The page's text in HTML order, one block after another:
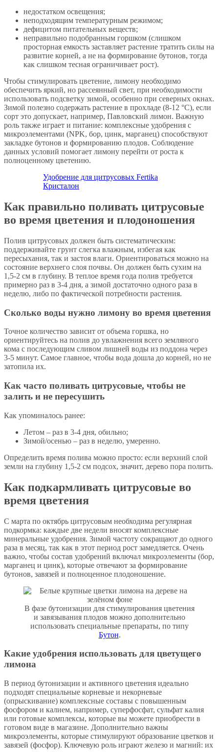
недостатком освещения;
неподходящим температурным режимом;
дефицитом питательных веществ;
неправильно подобранным горшком (слишком
просторная емкость заставляет растение тратить силы на
развитие корней, а не на формирование бутонов, тогда
как слишком тесная ограничивает рост).
Чтобы стимулировать цветение, лимону необходимо
обеспечить яркий, но рассеянный свет, при необходимости
использовать подсветку зимой, особенно при северных окнах.
Зимой полезно содержать растение в прохладе (8-12 °C), если
сорт это допускает, например, Павловский лимон. Важную
роль также играет и питание: комплексные удобрения с
микроэлементами (NPK, бор, цинк, марганец) способствуют
закладке бутонов и формированию плодов. Соблюдение
данных условий помогает лимону перейти от роста к
полноценному цветению.
Удобрение для цитрусовых Fertika
Кристалон
Как правильно поливать цитрусовые
во время цветения и плодоношения
Полив цитрусовых должен быть систематическим:
поддерживайте грунт слегка влажным, избегая как
пересыхания, так и застоя влаги. Ориентироваться можно на
состояние верхнего слоя почвы. Он должен быть сухим на
1,5-2 см в глубину. В теплое время года полив требуется
примерно раз в 3-4 дня, а зимой достаточно одного раза в
неделю, либо по фактической потребности растения.
Сколько воды нужно лимону во время цветения
Точное количество зависит от объема горшка, но
ориентируйтесь на полив до увлажнения всего земляного
кома с последующим сливом лишней воды из поддона через
3-5 минут. Самое главное, чтобы вода дошла до корней, но не
затопила их.
Как часто поливать цитрусовые, чтобы не
залить и не пересушить
Как упоминалось ранее:
Летом – раз в 3-4 дня, обильно;
Зимой/осенью – раз в неделю, умеренно.
Определить время полива можно просто: если верхний слой
земли на глубину 1,5-2 см подсох, значит, дерево пора полить.
Как подкармливать цитрусовые во
время цветения
С марта по октябрь цитрусовым необходима регулярная
подкормка: каждые две недели вносят комплексные
минеральные удобрения. Зимой частоту сокращают до одного
раза в месяц, так как в этот период рост замедляется. Очень
важно, чтобы состав удобрений включал микроэлементы (бор,
марганец и цинк), которые отвечают за формирование
бутонов, завязей и полноценное плодоношение.
В фазе бутонизации для стимулирования цветения
и завязывания плодов можно дополнительно
использовать специальные препараты, по типу
Бутон.
Какие удобрения использовать для цветущего
лимона
В период бутонизации и активного цветения идеально
подходят специальные корневые и некорневые
(опрыскивание) комплексные составы с повышенным
фосфором и калием, например, суперфосфат, сульфат калия
или готовые комплексы, которые вы можете приобрести в
готовом виде в магазине. Дополнительно важны
микроэлементы, которые стимулируют образование цветков и
завязей (фосфор). Ключевую роль играют железо и магний: их